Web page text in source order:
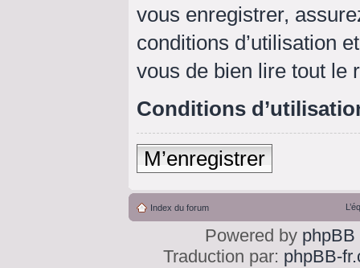
vous enregistrer,
conditions d’utilisation
vous de bien lire tout le
Conditions
M’enregistrer
Index du forum
Powered by phpBB
Traduction par: phpBB-